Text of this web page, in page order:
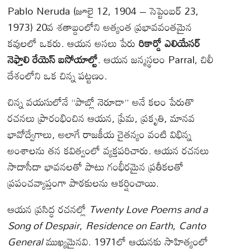
Pablo Neruda (జూలై 12, 1904 – సెప్టెంబర్ 23,
1973) 20వ శతాబ్దంలోని అత్యంత ప్రభావవంతమైన
కవులలో ఒకరు. ఆయన అసలు పేరు రికార్డో ఎలియేసర్
నెఫ్తాలి రేయెస్ బసోయాల్టో. ఆయన జన్మస్థలం Parral, చిలీ
దేశంలోని ఒక చిన్న పట్టణం.
చిన్న వయసులోనే “పాబ్లో నెరూడా” అనే కలం పేరుతొ
రచనలు ప్రారంభించిన ఆయన, ప్రేమ, ప్రకృతి, మానవ
భావోద్వేగాలు, అలాగే రాజకీయ చైతన్యం వంటి విభిన్న
అంశాలను తన కవిత్వంలో వ్యక్తపరిచారు. ఆయన రచనలు
సాదాసీదా భావనలతో పాటు గంభీరమైన ప్రతీకలతో
ప్రపంచవ్యాప్తంగా పాఠకులను ఆకర్షించాయి.
ఆయన ప్రసిద్ధ రచనల్లో Twenty Love Poems and a
Song of Despair, Residence on Earth, Canto
Generalముఖ్యమైనవి. 1971లో ఆయనకు సాహిత్యంలో